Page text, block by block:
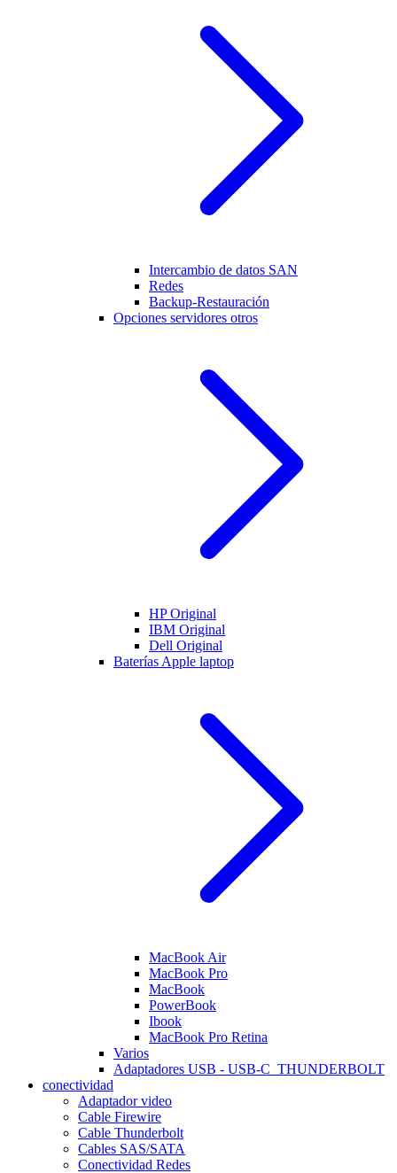
Intercambio de datos SAN
Redes
Backup-Restauración
Opciones servidores otros
HP Original
IBM Original
Dell Original
Baterías Apple laptop
MacBook Air
MacBook Pro
MacBook
PowerBook
Ibook
MacBook Pro Retina
Varios
Adaptadores USB - USB-C_THUNDERBOLT
conectividad
Adaptador video
Cable Firewire
Cable Thunderbolt
Cables SAS/SATA
Conectividad Redes